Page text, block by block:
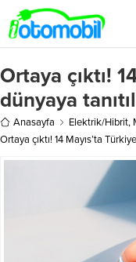
Ortaya çıktı!
dünyaya
Anasayfa Elektrik/Hibrit,
Ortaya çıktı! 14 Mayıs’ta